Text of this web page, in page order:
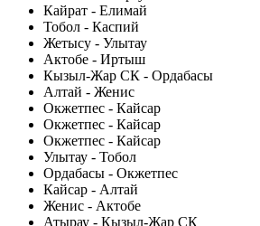
Кайрат - Елимай
Тобол - Каспий
Жетысу - Улытау
Актобе - Иртыш
Кызыл-Жар СК - Ордабасы
Алтай - Женис
Окжетпес - Кайсар
Окжетпес - Кайсар
Окжетпес - Кайсар
Улытау - Тобол
Ордабасы - Окжетпес
Кайсар - Алтай
Женис - Актобе
Атырау - Кызыл-Жар СК